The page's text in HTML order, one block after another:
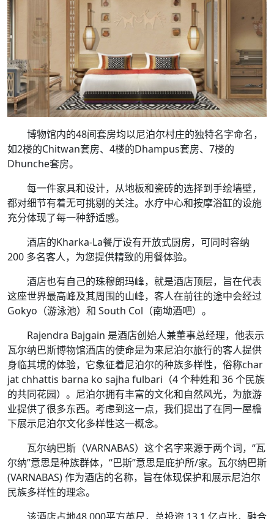
博物馆内的48间套房均以尼泊尔村庄的独特名字命名，
如2楼的Chitwan套房、4楼的Dhampus套房、7楼的
Dhunche套房。
每一件家具和设计，从地板和瓷砖的选择到手绘墙壁，
都对细节有着无可挑剔的关注。水疗中心和按摩浴缸的设施
充分体现了每一种舒适感。
酒店的Kharka-La餐厅设有开放式厨房，可同时容纳
200 多名客人，为您提供精致的用餐体验。
酒店也有自己的珠穆朗玛峰，就是酒店顶层，旨在代表
这座世界最高峰及其周围的山峰，客人在前往的途中会经过
Gokyo（游泳池）和 South Col（南坳酒吧）。
Rajendra Bajgain 是酒店创始人兼董事总经理，他表示
瓦尔纳巴斯博物馆酒店的使命是为来尼泊尔旅行的客人提供
身临其境的体验，它象征着尼泊尔的种族多样性，俗称char
jat chhattis barna ko sajha fulbari（4 个种姓和 36 个民族
的共同花园）。尼泊尔拥有丰富的文化和自然风光，为旅游
业提供了很多东西。考虑到这一点，我们提出了在同一屋檐
下展示尼泊尔文化多样性这一概念。
瓦尔纳巴斯（VARNABAS）这个名字来源于两个词，“瓦
尔纳”意思是种族群体，“巴斯”意思是庇护所/家。瓦尔纳巴斯
(VARNABAS) 作为酒店的名称，旨在体现保护和展示尼泊尔
民族多样性的理念。